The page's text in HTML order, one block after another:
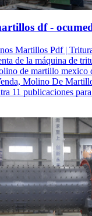
df -
Martillos Pdf |
de la máquina de
de martillo mexico
Molino De
11 publicaciones